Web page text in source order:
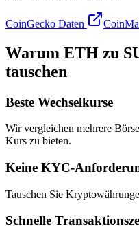
CoinGecko Daten
Warum ETH zu
tauschen
Beste Wechselkurse
Wir vergleichen mehrere
Kurs zu bieten.
Keine KYC-
Tauschen Sie
Schnelle